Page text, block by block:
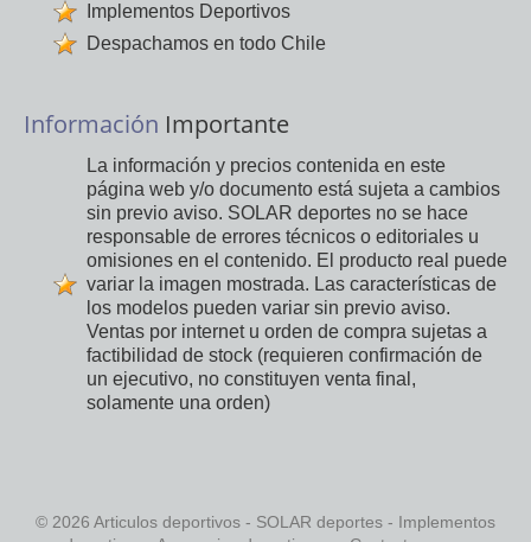
Implementos Deportivos
Despachamos en todo Chile
Información Importante
La información y precios contenida en este
página web y/o documento está sujeta a cambios
sin previo aviso. SOLAR deportes no se hace
responsable de errores técnicos o editoriales u
omisiones en el contenido. El producto real puede
variar la imagen mostrada. Las características de
los modelos pueden variar sin previo aviso.
Ventas por internet u orden de compra sujetas a
factibilidad de stock (requieren confirmación de
un ejecutivo, no constituyen venta final,
solamente una orden)
© 2026 Articulos deportivos - SOLAR deportes - Implementos